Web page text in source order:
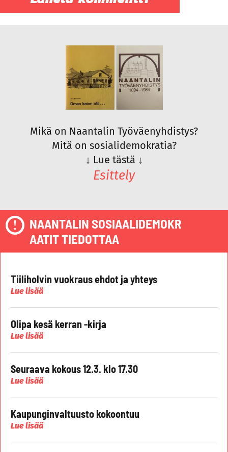
Mikä on Naantalin Työväenyhdistys?
Mitä on sosialidemokratia?
↓ Lue tästä ↓
Esittely
NAANTALIN SOSIAALIDEMOKR
AATIT TIEDOTTAA
Tiiliholvin vuokraus ehdot ja yhteys
Lue lisää
Olipa kesä kerran -kirja
Lue lisää
Seuraava kokous 12.3. klo 17.30
Lue lisää
Kaupunginvaltuusto kokoontuu
Lue lisää